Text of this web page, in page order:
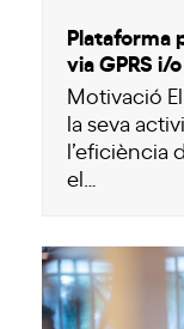
Plataforma
via GPRS i/
Motivació
la seva
l’eficiència
el…